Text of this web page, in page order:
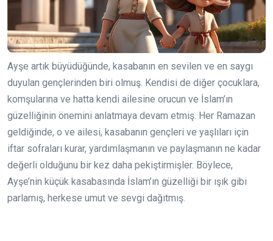
Ayşe artık büyüdüğünde, kasabanın en sevilen ve en saygı
duyulan gençlerinden biri olmuş. Kendisi de diğer çocuklara,
komşularına ve hatta kendi ailesine orucun ve İslam’ın
güzelliğinin önemini anlatmaya devam etmiş. Her Ramazan
geldiğinde, o ve ailesi, kasabanın gençleri ve yaşlıları için
iftar sofraları kurar, yardımlaşmanın ve paylaşmanın ne kadar
değerli olduğunu bir kez daha pekiştirmişler. Böylece,
Ayşe’nin küçük kasabasında İslam’ın güzelliği bir ışık gibi
parlamış, herkese umut ve sevgi dağıtmış.